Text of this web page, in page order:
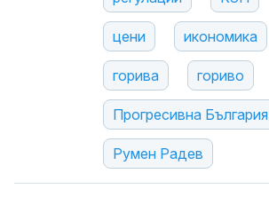
цени икономика
горива гориво
Прогресивна България
Румен Радев